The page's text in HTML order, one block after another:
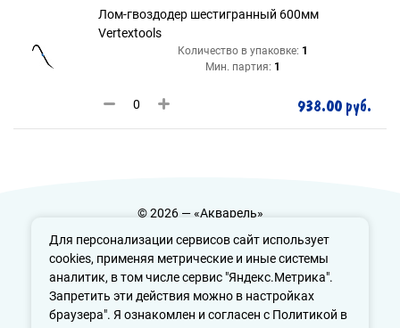
Для персонализации сервисов сайт использует
cookies, применяя метрические и иные системы
аналитик, в том числе сервис "Яндекс.Метрика".
Запретить эти действия можно в настройках
браузера". Я ознакомлен и согласен с Политикой в
Лом-гвоздодер шестигранный 600мм
Vertextools
Количество в упаковке: 1
Мин. партия: 1
938.00 руб.
© 2026 — «Акварель»
Политика конфиденциальности